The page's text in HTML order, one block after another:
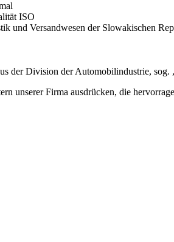
ISO
und Versandwesen der Slowakischen
der Division der Automobilindustrie, sog.
unserer Firma ausdrücken, die